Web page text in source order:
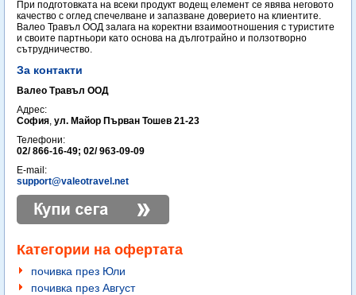
При подготовката на всеки продукт водещ елемент се явява неговото
качество с оглед спечелване и запазване доверието на клиентите.
Валео Травъл ООД залага на коректни взаимоотношения с туристите
и своите партньори като основа на дълготрайно и ползотворно
сътрудничество.
За контакти
Валео Травъл ООД
Адрес:
София, ул. Майор Първан Тошев 21-23
Телефони:
02/ 866-16-49; 02/ 963-09-09
E-mail:
support@valeotravel.net
Категории на офертата
почивка през Юли
почивка през Август